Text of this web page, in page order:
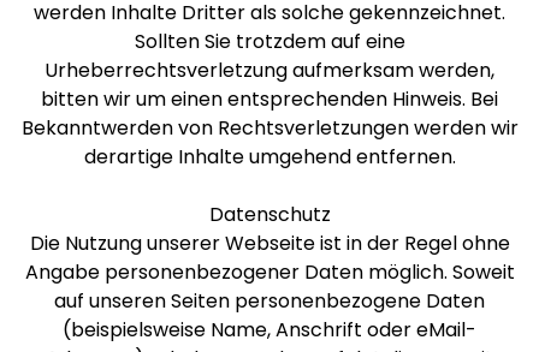
werden Inhalte Dritter als solche gekennzeichnet.
Sollten Sie trotzdem auf eine
Urheberrechtsverletzung aufmerksam werden,
bitten wir um einen entsprechenden Hinweis. Bei
Bekanntwerden von Rechtsverletzungen werden wir
derartige Inhalte umgehend entfernen.
Datenschutz
Die Nutzung unserer Webseite ist in der Regel ohne
Angabe personenbezogener Daten möglich. Soweit
auf unseren Seiten personenbezogene Daten
(beispielsweise Name, Anschrift oder eMail-